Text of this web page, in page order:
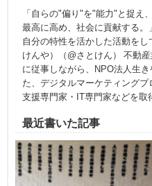
「自らの"偏り"を"能力"と捉え
最高に高め、社会に貢献する。
自分の特性を活かした活動を
けんや）（@さとけん） 不動
に従事しながら、NPO法人生
た、デジタルマーケティング
支援専門家・IT専門家などを取
最近書いた記事